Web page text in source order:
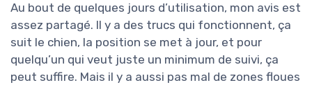
Au bout de quelques jours d’utilisation, mon avis est
assez partagé. Il y a des trucs qui fonctionnent, ça
suit le chien, la position se met à jour, et pour
quelqu’un qui veut juste un minimum de suivi, ça
peut suffire. Mais il y a aussi pas mal de zones floues